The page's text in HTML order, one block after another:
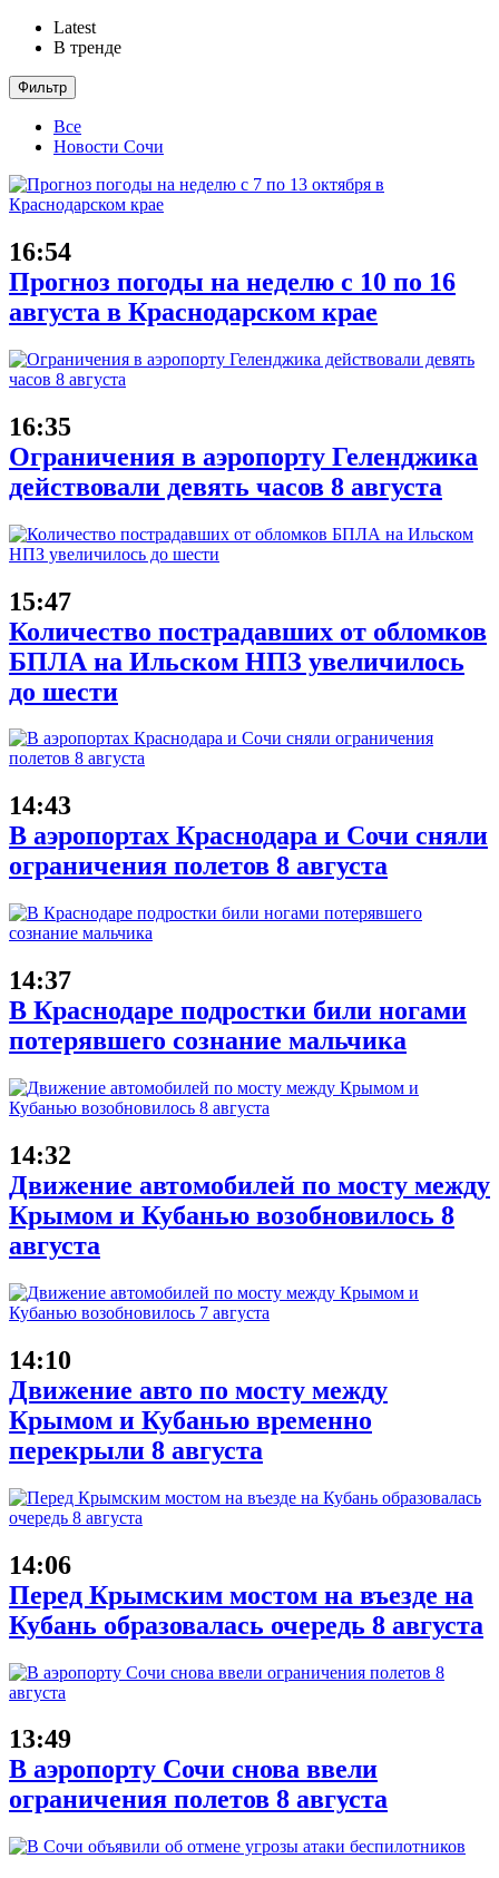
Latest
В тренде
Фильтр
Все
Новости Сочи
16:54
Прогноз погоды на неделю с 10 по 16
августа в Краснодарском крае
16:35
Ограничения в аэропорту Геленджика
действовали девять часов 8 августа
15:47
Количество пострадавших от обломков
БПЛА на Ильском НПЗ увеличилось
до шести
14:43
В аэропортах Краснодара и Сочи сняли
ограничения полетов 8 августа
14:37
В Краснодаре подростки били ногами
потерявшего сознание мальчика
14:32
Движение автомобилей по мосту между
Крымом и Кубанью возобновилось 8
августа
14:10
Движение авто по мосту между
Крымом и Кубанью временно
перекрыли 8 августа
14:06
Перед Крымским мостом на въезде на
Кубань образовалась очередь 8 августа
13:49
В аэропорту Сочи снова ввели
ограничения полетов 8 августа